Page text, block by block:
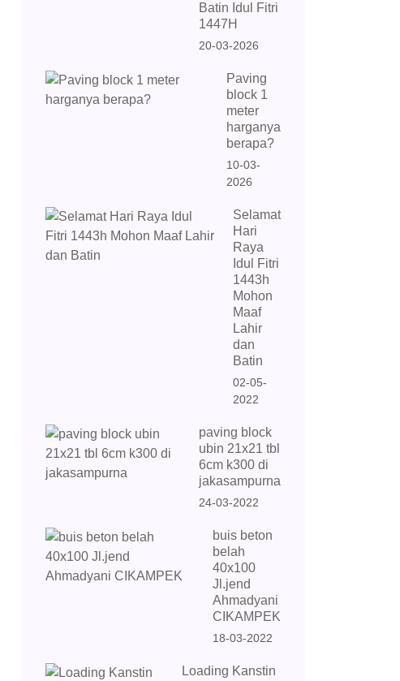
Batin Idul Fitri
1447H
20-03-2026
Paving
block 1
meter
harganya
berapa?
10-03-
2026
Selamat
Hari
Raya
Idul Fitri
1443h
Mohon
Maaf
Lahir
dan
Batin
02-05-
2022
paving block
ubin 21x21 tbl
6cm k300 di
jakasampurna
24-03-2022
buis beton
belah
40x100
Jl.jend
Ahmadyani
CIKAMPEK
18-03-2022
Loading Kanstin